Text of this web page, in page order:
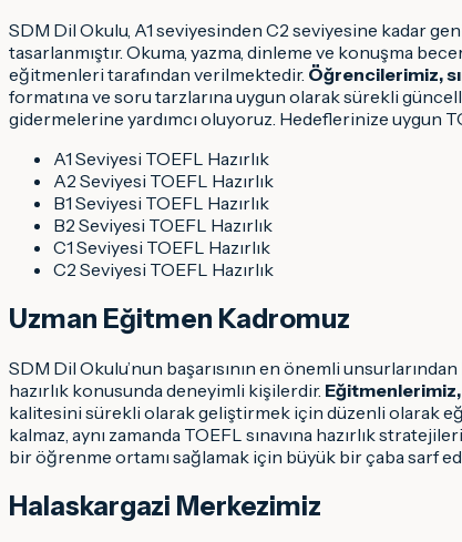
SDM Dil Okulu, A1 seviyesinden C2 seviyesine kadar
tasarlanmıştır. Okuma, yazma, dinleme ve konuşma
eğitmenleri tarafından verilmektedir. Öğrencilerimiz,
formatına ve soru tarzlarına uygun olarak sürekli
gidermelerine yardımcı oluyoruz. Hedeflerinize uygun
A1 Seviyesi TOEFL Hazırlık
A2 Seviyesi TOEFL Hazırlık
B1 Seviyesi TOEFL Hazırlık
B2 Seviyesi TOEFL Hazırlık
C1 Seviyesi TOEFL Hazırlık
C2 Seviyesi TOEFL Hazırlık
Uzman Eğitmen Kadromuz
SDM Dil Okulu’nun başarısının en önemli
hazırlık konusunda deneyimli kişilerdir.
kalitesini sürekli olarak geliştirmek için düzenli olarak
kalmaz, aynı zamanda TOEFL sınavına hazırlık
bir öğrenme ortamı sağlamak için büyük bir çaba sarf
Halaskargazi Merkezimiz